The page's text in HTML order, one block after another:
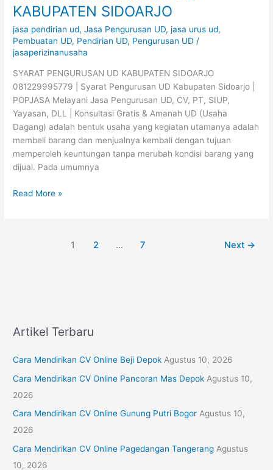
KABUPATEN SIDOARJO
jasa pendirian ud,Jasa Pengurusan UD,jasa urus ud,
Pembuatan UD, Pendirian UD, Pengurusan UD /
jasaperizinanusaha
SYARAT PENGURUSAN UD KABUPATEN SIDOARJO
081229995779 | Syarat Pengurusan UD Kabupaten Sidoarjo |
POPJASA Melayani Jasa Pengurusan UD, CV, PT, SIUP,
Yayasan, DLL | Konsultasi Gratis & Amanah UD (Usaha
Dagang) adalah bentuk usaha yang kegiatan utamanya adalah
membeli barang dan menjualnya kembali dengan tujuan
memperoleh keuntungan tanpa merubah kondisi barang yang
dijual. Pada umumnya
Read More »
1 2 … 7 Next →
Artikel Terbaru
Cara Mendirikan CV Online Beji Depok Agustus 10, 2026
Cara Mendirikan CV Online Pancoran Mas Depok Agustus 10,
2026
Cara Mendirikan CV Online Gunung Putri Bogor Agustus 10,
2026
Cara Mendirikan CV Online Pagedangan Tangerang Agustus
10, 2026